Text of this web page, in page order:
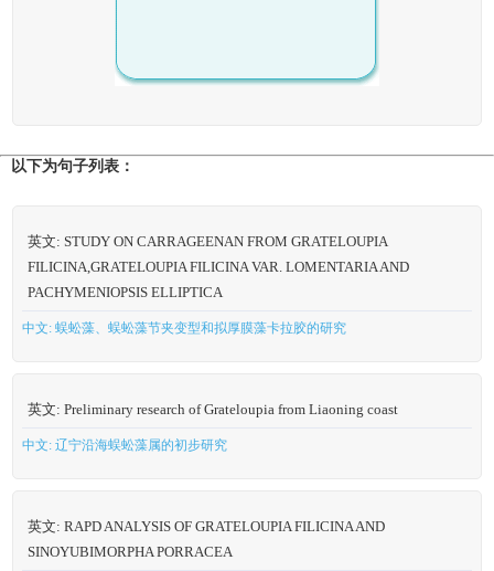
以下为句子列表：
英文: STUDY ON CARRAGEENAN FROM GRATELOUPIA
FILICINA,GRATELOUPIA FILICINA VAR. LOMENTARIA AND
PACHYMENIOPSIS ELLIPTICA
中文: 蜈蚣藻、蜈蚣藻节夹变型和拟厚膜藻卡拉胶的研究
英文: Preliminary research of Grateloupia from Liaoning coast
中文: 辽宁沿海蜈蚣藻属的初步研究
英文: RAPD ANALYSIS OF GRATELOUPIA FILICINA AND
SINOYUBIMORPHA PORRACEA